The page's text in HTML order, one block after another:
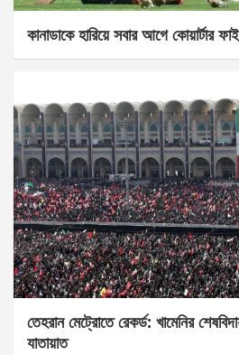
কানাডাকে হারিয়ে সবার আগে কোয়ার্টার
তেহরান মেট্রোতে রেকর্ড: খামেনির
যাতায়াত